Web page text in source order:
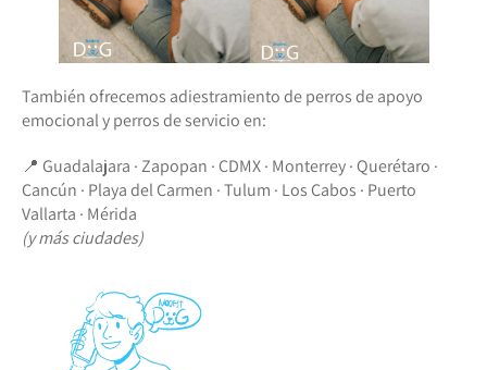
También ofrecemos adiestramiento de perros de apoyo
emocional y perros de servicio en:
📍 Guadalajara · Zapopan · CDMX · Monterrey · Querétaro ·
Cancún · Playa del Carmen · Tulum · Los Cabos · Puerto
Vallarta · Mérida
(y más ciudades)